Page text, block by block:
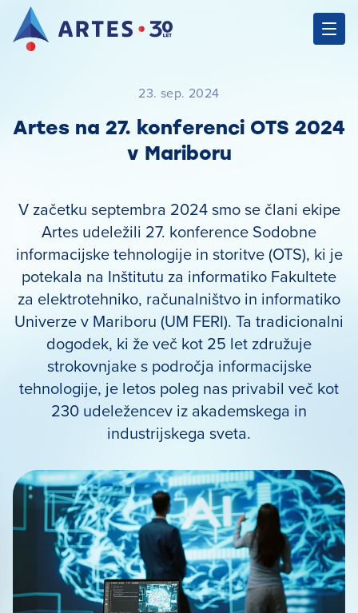
23. sep. 2024
Artes na 27. konferenci OTS 2024
v Mariboru
V začetku septembra 2024 smo se člani ekipe
Artes udeležili 27. konference Sodobne
informacijske tehnologije in storitve (OTS), ki je
potekala na Inštitutu za informatiko Fakultete
za elektrotehniko, računalništvo in informatiko
Univerze v Mariboru (UM FERI). Ta tradicionalni
dogodek, ki že več kot 25 let združuje
strokovnjake s področja informacijske
tehnologije, je letos poleg nas privabil več kot
230 udeležencev iz akademskega in
industrijskega sveta.